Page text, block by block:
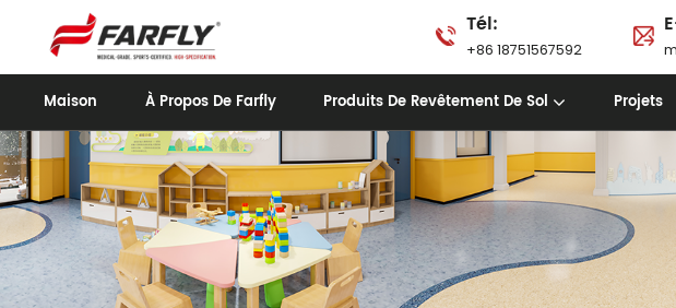
Tél:
+86 18751567592
Maison À Propos De Farfly Produits De Revêtement De Sol Projets